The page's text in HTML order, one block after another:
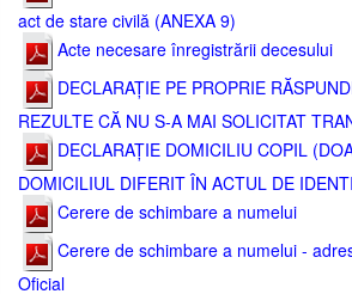
act de stare civilă (ANEXA 9)
Acte necesare înregistrării decesului
DECLARAȚIE PE PROPRIE
REZULTE CĂ NU S-A MAI SOLICITAT
DECLARAȚIE DOMICILIU COPIL
DOMICILIUL DIFERIT ÎN ACTUL DE
Cerere de schimbare a numelui
Cerere de schimbare a numelui -
Oficial